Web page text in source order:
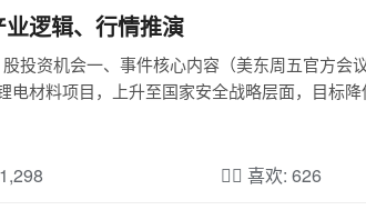
逻辑、行情推演
投资机会一、事件核心内容（美东周五官方会
材料项目，上升至国家安全战略层面，目标
❤️‍🔥 喜欢: 626